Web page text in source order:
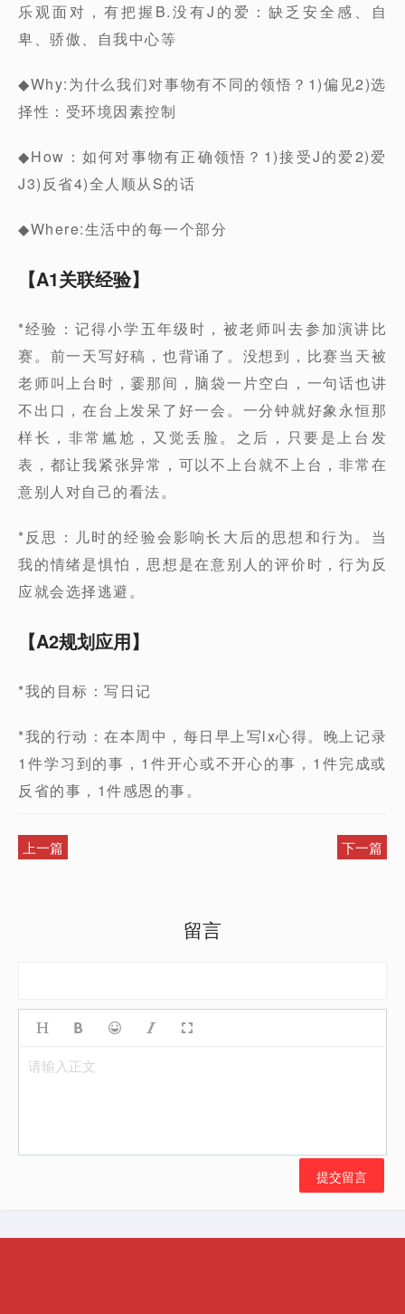
乐观面对，有把握B.没有J的爱：缺乏安全感、自
卑、骄傲、自我中心等
◆Why:为什么我们对事物有不同的领悟？1)偏见2)选
择性：受环境因素控制
◆How：如何对事物有正确领悟？1)接受J的爱2)爱
J3)反省4)全人顺从S的话
◆Where:生活中的每一个部分
【A1关联经验】
*经验：记得小学五年级时，被老师叫去参加演讲比
赛。前一天写好稿，也背诵了。没想到，比赛当天被
老师叫上台时，霎那间，脑袋一片空白，一句话也讲
不出口，在台上发呆了好一会。一分钟就好象永恒那
样长，非常尴尬，又觉丢脸。之后，只要是上台发
表，都让我紧张异常，可以不上台就不上台，非常在
意别人对自己的看法。
*反思：儿时的经验会影响长大后的思想和行为。当
我的情绪是惧怕，思想是在意别人的评价时，行为反
应就会选择逃避。
【A2规划应用】
*我的目标：写日记
*我的行动：在本周中，每日早上写lx心得。晚上记录
1件学习到的事，1件开心或不开心的事，1件完成或
反省的事，1件感恩的事。
上一篇 下一篇
留言
请输入正文
提交留言